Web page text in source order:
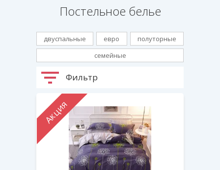
Постельное белье
двуспальные евро
полуторные
семейные
Фильтр
Акция